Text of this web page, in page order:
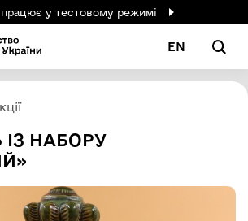
у тестовому режимі
EN
НАБОРУ